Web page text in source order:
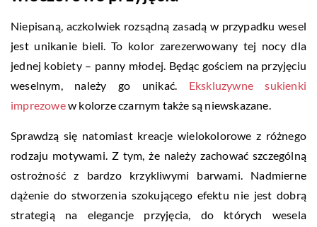
Niepisaną, aczkolwiek rozsądną zasadą w przypadku wesel
jest unikanie bieli. To kolor zarezerwowany tej nocy dla
jednej kobiety – panny młodej. Będąc gościem na przyjęciu
weselnym, należy go unikać. Ekskluzywne sukienki
imprezowew kolorze czarnym także są niewskazane.
Sprawdzą się natomiast kreacje wielokolorowe z różnego
rodzaju motywami. Z tym, że należy zachować szczególną
ostrożność z bardzo krzykliwymi barwami. Nadmierne
dążenie do stworzenia szokującego efektu nie jest dobrą
strategią na elegancje przyjęcia, do których wesela